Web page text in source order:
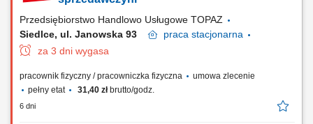
Przedsiębiorstwo Handlowo Usługowe TOPAZ
Siedlce, ul. Janowska 93
praca stacjonarna
za 3 dni wygasa
pracownik fizyczny / pracowniczka fizyczna
umowa zlecenie
pełny etat
31,40 złbrutto/godz.
6 dni